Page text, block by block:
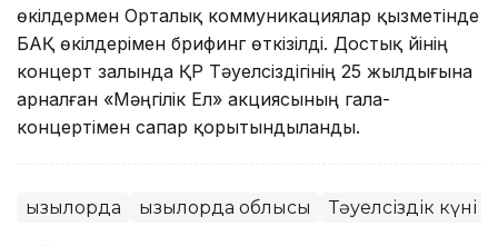
өкілдермен Орталық коммуникациялар қызметінде
БАҚ өкілдерімен брифинг өткізілді. Достық үйінің
концерт залында ҚР Тәуелсіздігінің 25 жылдығына
арналған «Мәңгілік Ел» акциясының гала-
концертімен сапар қорытындыланды.
Қызылорда Қызылорда облысы Тәуелсіздік күні